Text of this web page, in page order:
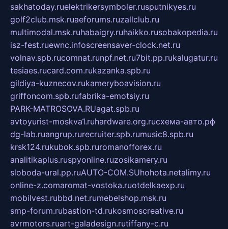
sakhatoday.ruelektrikersymboler.rusputnikyes.ru
golf2club.msk.ruaeforums.ruzallclub.ru
multimodal.msk.ruhabaigry.ruhaikko.rusobakopedia.ru
isz-fest.ruewnc.infoscreensaver-clock.net.ru
volnav.spb.rucomnat.runpf.net.ru7bit.pp.rukalugatur.ru
tesiaes.rucard.com.rukazanka.spb.ru
gildiya-kuznecov.rukameryboavision.ru
griffoncom.spb.rufabrika-emotsiy.ru
PARK-MATROSOVA.RUagat.spb.ru
avtoyurist-moskva1.ruhardware.org.ruсхема-авто.рф
dg-lab.ruangrup.rurecruiter.spb.rumusic8.spb.ru
krsk124.rukubok.spb.ruromanofforex.ru
analitikaplus.ruspyonline.ruzosikamery.ru
sloboda-ural.pp.ruAUTO-COM.SUhohota.netalimy.ru
online-z.comaromat-vostoka.ruotdelkaexp.ru
mobilvest.rubbd.net.rumebelshop.msk.ru
smp-forum.rubastion-td.rukosmoscreative.ru
avrmotors.ruart-galadesign.rutiffany-c.ru